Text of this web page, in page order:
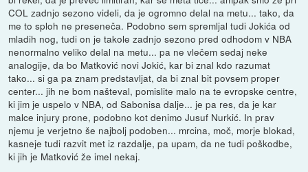
COL zadnjo sezono videli, da je ogromno delal na metu... tako, da
me to sploh ne preseneča. Podobno sem spremljal tudi Jokića od
mladih nog, tudi on je takole zadnjo sezono pred odhodom v NBA
nenormalno veliko delal na metu... pa ne vlečem sedaj neke
analogije, da bo Matković novi Jokić, kar bi znal kdo razumat
tako... si ga pa znam predstavljat, da bi znal bit povsem proper
center... jih ne bom našteval, pomislite malo na te evropske centre,
ki jim je uspelo v NBA, od Sabonisa dalje... je pa res, da je kar
malce injury prone, podobno kot denimo Jusuf Nurkić. In prav
njemu je verjetno še najbolj podoben... mrcina, moč, morje blokad,
kasneje tudi razvit met iz razdalje, pa upam, da ne tudi poškodbe,
ki jih je Matković že imel nekaj.